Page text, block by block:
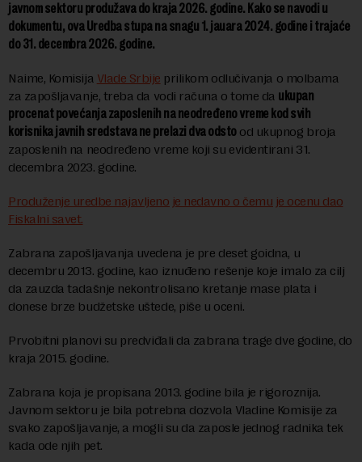
javnom sektoru produžava do kraja 2026. godine. Kako se navodi u
dokumentu, ova Uredba stupa na snagu 1. jauara 2024. godine i trajaće
do 31. decembra 2026. godine.
Naime, Komisija Vlade Srbije prilikom odlučivanja o molbama
za zapošljavanje, treba da vodi računa o tome da ukupan
procenat povećanja zaposlenih na neodređeno vreme kod svih
korisnika javnih sredstava ne prelazi dva odstood ukupnog broja
zaposlenih na neodređeno vreme koji su evidentirani 31.
decembra 2023. godine.
Produženje uredbe najavljeno je nedavno o čemu je ocenu dao
Fiskalni savet.
Zabrana zapošljavanja uvedena je pre deset goidna, u
decembru 2013. godine, kao iznuđeno rešenje koje imalo za cilj
da zauzda tadašnje nekontrolisano kretanje mase plata i
donese brze budžetske uštede, piše u oceni.
Prvobitni planovi su predviđali da zabrana trage dve godine, do
kraja 2015. godine.
Zabrana koja je propisana 2013. godine bila je rigoroznija.
Javnom sektoru je bila potrebna dozvola Vladine Komisije za
svako zapošljavanje, a mogli su da zaposle jednog radnika tek
kada ode njih pet.